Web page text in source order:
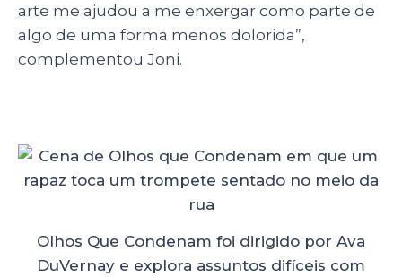
arte me ajudou a me enxergar como parte de
algo de uma forma menos dolorida”,
complementou Joni.
Olhos Que Condenam foi dirigido por Ava
DuVernay e explora assuntos difíceis com